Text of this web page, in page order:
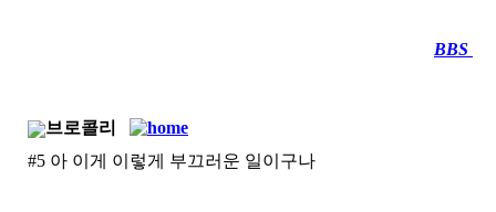
BBS
브로콜리
#5 아 이게 이렇게 부끄러운 일이구나